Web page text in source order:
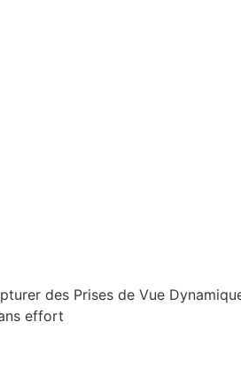
des Prises de Vue
effort